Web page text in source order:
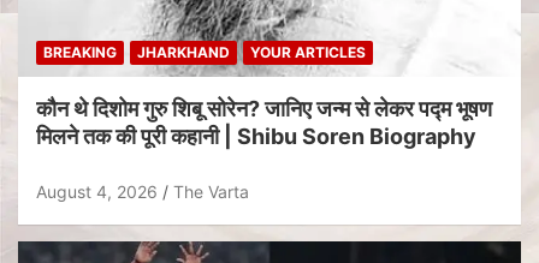
BREAKING JHARKHAND YOUR ARTICLES
कौन थे दिशोम गुरु शिबू सोरेन? जानिए जन्म से लेकर पद्म भूषण
मिलने तक की पूरी कहानी | Shibu Soren Biography
August 4, 2026 The Varta